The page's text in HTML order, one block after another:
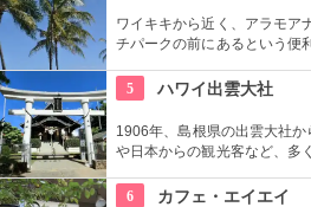
ワイキキから近く、アラモア
チパークの前にあるという便
はバーベキューやピクニック
5 ハワイ出雲大社
1906年、島根県の出雲大社
や日本からの観光客など、多
りそう。日本とハワイで2度
6 カフェ・エイエイ